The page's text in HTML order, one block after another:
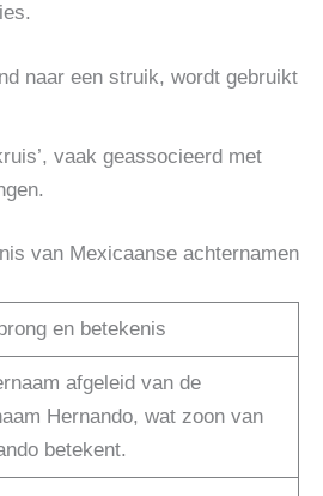
naar een struik, wordt gebruikt
vaak geassocieerd met
van Mexicaanse achternamen
en betekenis
afgeleid van de
Hernando, wat zoon van
betekent.